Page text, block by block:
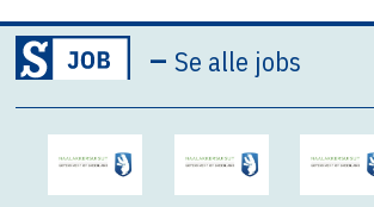
–Se alle jobs